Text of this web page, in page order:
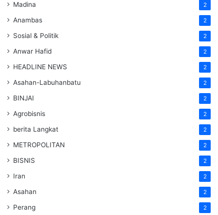
Madina 2
Anambas 2
Sosial & Politik 2
Anwar Hafid 2
HEADLINE NEWS 2
Asahan-Labuhanbatu 2
BINJAI 2
Agrobisnis 2
berita Langkat 2
METROPOLITAN 2
BISNIS 2
Iran 2
Asahan 2
Perang 2